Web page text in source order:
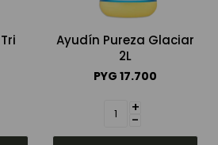
Ayudín Pureza Glaciar
2L
PYG 17.700
+
-